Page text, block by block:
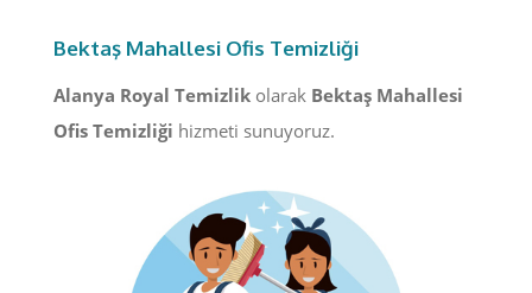
Bektaş Mahallesi Ofis Temizliği
Alanya Royal Temizlik olarak Bektaş Mahallesi
Ofis Temizliği hizmeti sunuyoruz.